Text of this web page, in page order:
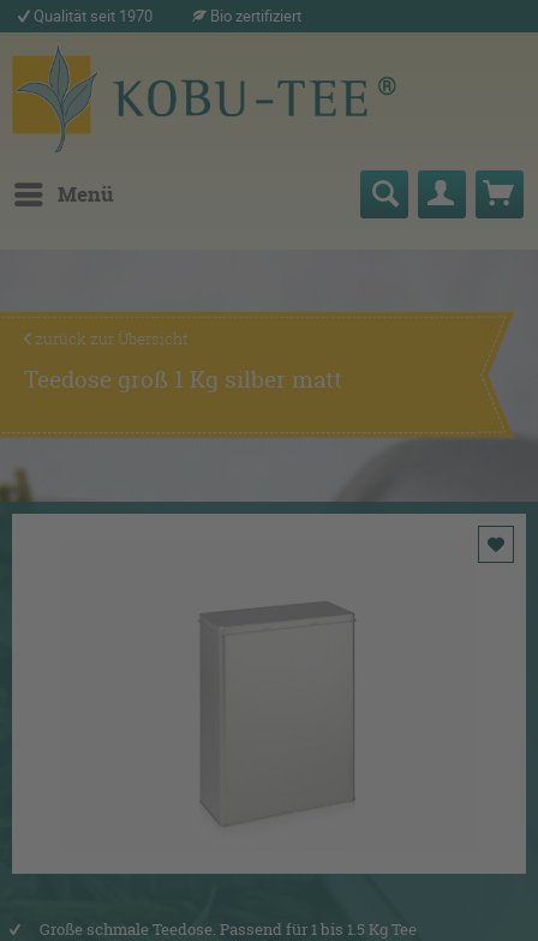
Qualität seit 1970 Bio zertifiziert
Menü
zurück zur Übersicht
Teedose groß 1 Kg silber matt
Große schmale Teedose. Passend für 1 bis 1.5 Kg Tee